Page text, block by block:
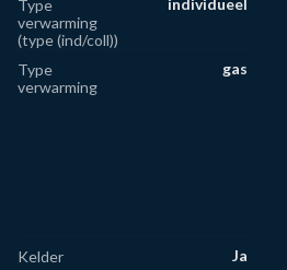
Type
verwarming
(type (ind/coll))
individueel
Type
verwarming
gas
Kelder Ja